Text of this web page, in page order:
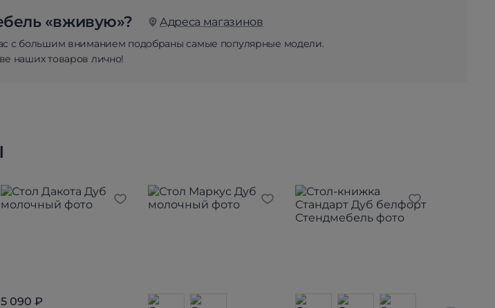
«вживую»? Адреса магазинов
с большим вниманием подобраны самые популярные модели.
наших товаров лично!
5 090 ₽